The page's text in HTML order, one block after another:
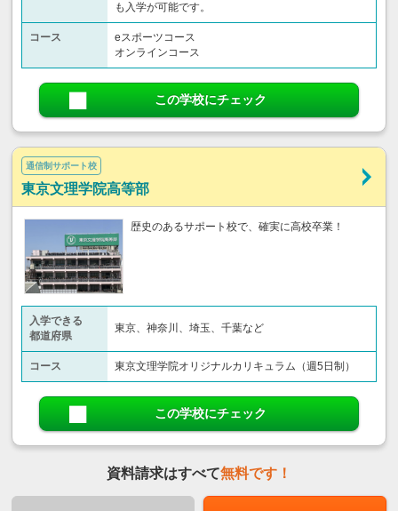
も入学が可能です。
コース
eスポーツコース
オンラインコース
この学校にチェック
通信制サポート校
東京文理学院高等部
歴史のあるサポート校で、確実に高校卒業！
入学できる
都道府県
東京、神奈川、埼玉、千葉など
コース 東京文理学院オリジナルカリキュラム（週5日制）
この学校にチェック
資料請求はすべて無料です！